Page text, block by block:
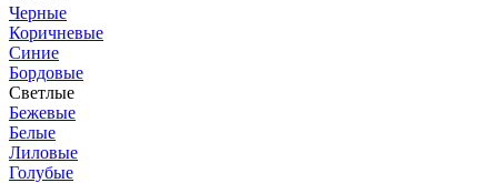
Черные
Коричневые
Синие
Бордовые
Светлые
Бежевые
Белые
Лиловые
Голубые